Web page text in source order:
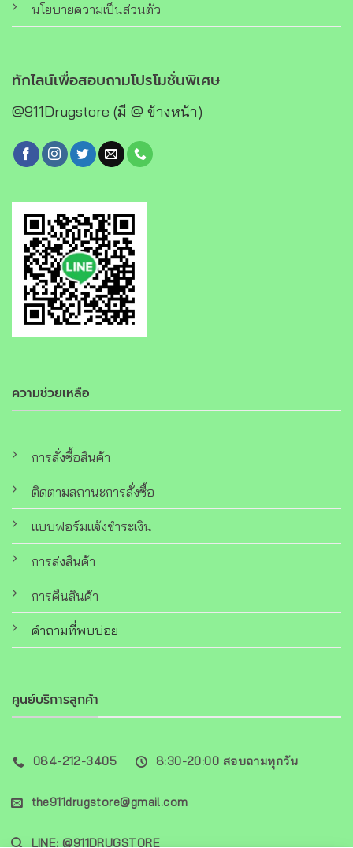
นโยบายความเป็นส่วนตัว
ความช่วยเหลือ
การสั่งซื้อสินค้า
ติดตามสถานะการสั่งซื้อ
แบบฟอร์มแจ้งชำระเงิน
การส่งสินค้า
การคืนสินค้า
คำถามที่พบบ่อย
ศูนย์บริการลูกค้า
084-212-3405 8:30-20:00 สอบถามทุกวัน
the911drugstore@gmail.com
LINE: @911DRUGSTORE
ทักไลน์เพื่อสอบถามโปรโมชั่นพิเศษ
@911Drugstore (มี @ ข้างหน้า)